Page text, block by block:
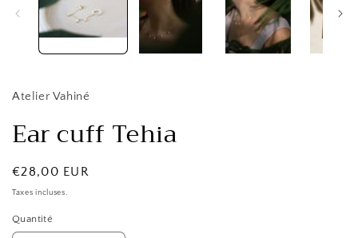
Atelier Vahiné
Ear cuff Tehia
Prix
habituel
€28,00 EUR
Taxes incluses.
Quantité